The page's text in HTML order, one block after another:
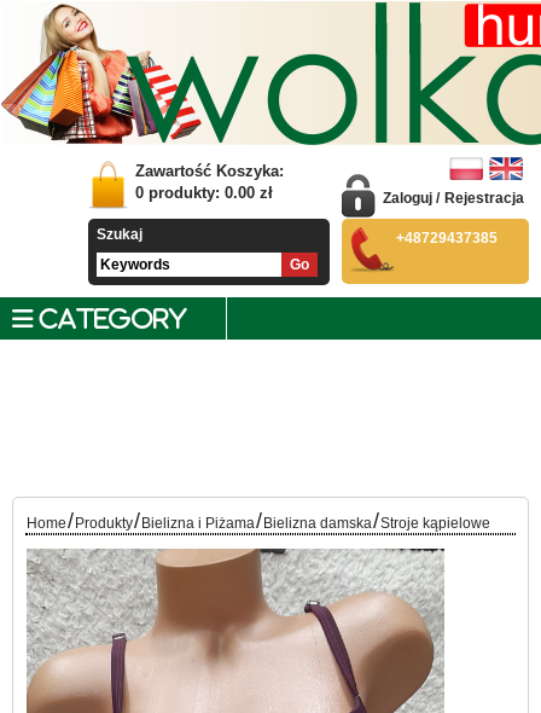
Zawartość Koszyka:
0 produkty: 0.00 zł
Szukaj
Zaloguj / Rejestracja
+48729437385
CATEGORY
Home/ Produkty/ Bielizna i Piżama/ Bielizna damska/Stroje kąpielowe